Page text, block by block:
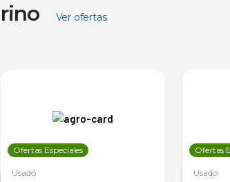
Ver ofertas
Ofertas Especiales
Usado
Ofertas
Usado